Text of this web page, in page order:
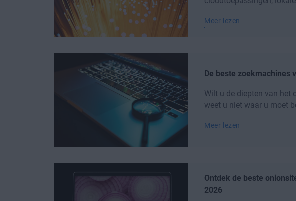
Meer lezen
De beste zoekmachines
Wilt u de diepten van het
weet u niet waar u moet
Meer lezen
Ontdek de beste
2026